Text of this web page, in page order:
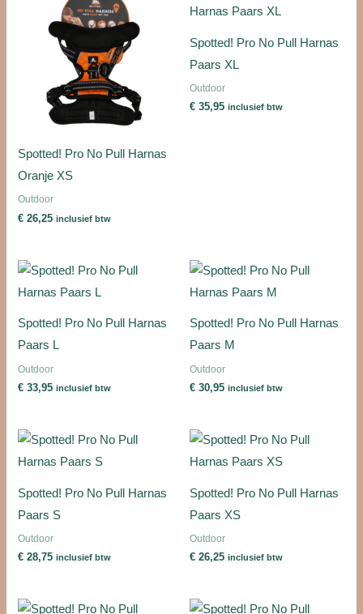
Spotted! Pro No Pull Harnas
Oranje XS
Outdoor
€ 26,25 inclusief btw
Spotted! Pro No Pull Harnas
Paars XL
Outdoor
€ 35,95 inclusief btw
Spotted! Pro No Pull Harnas
Paars L
Outdoor
€ 33,95 inclusief btw
Spotted! Pro No Pull Harnas
Paars M
Outdoor
€ 30,95 inclusief btw
Spotted! Pro No Pull Harnas
Paars S
Outdoor
€ 28,75 inclusief btw
Spotted! Pro No Pull Harnas
Paars XS
Outdoor
€ 26,25 inclusief btw